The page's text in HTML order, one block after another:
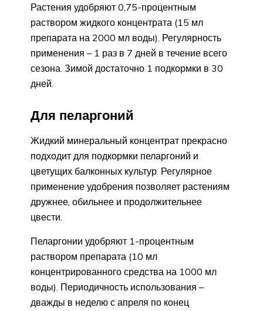
Растения удобряют 0,75-процентным
раствором жидкого концентрата (15 мл
препарата на 2000 мл воды). Регулярность
применения – 1 раз в 7 дней в течение всего
сезона. Зимой достаточно 1 подкормки в 30
дней.
Для пеларгоний
Жидкий минеральный концентрат прекрасно
подходит для подкормки пеларгоний и
цветущих балконных культур. Регулярное
применение удобрения позволяет растениям
дружнее, обильнее и продолжительнее
цвести.
Пеларгонии удобряют 1-процентным
раствором препарата (10 мл
концентрированного средства на 1000 мл
воды). Периодичность использования –
дважды в неделю с апреля по конец